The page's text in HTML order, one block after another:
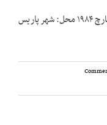
روایت کننده: آقای محمد شانه‌چی تاریخ: ۴ مارچ ۱۹۸۴ محل: شهر پاریس